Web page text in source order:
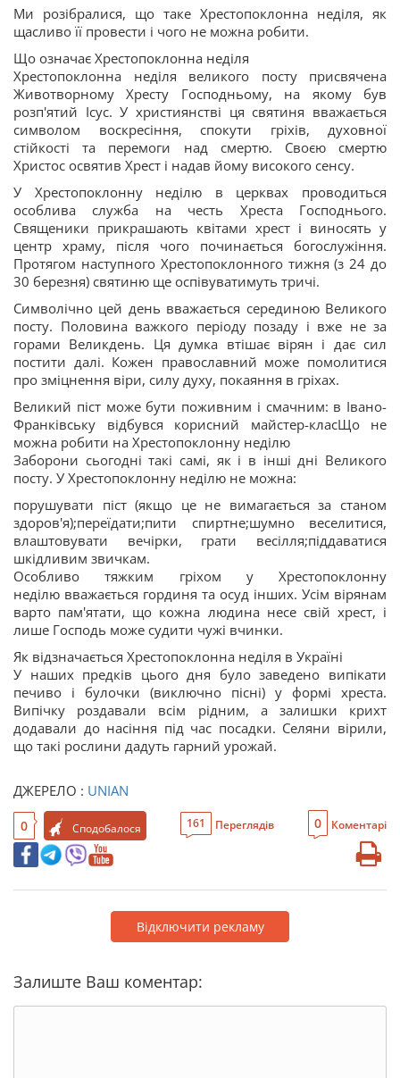
Ми розібралися, що таке Хрестопоклонна неділя, як
щасливо її провести і чого не можна робити.
Що означає Хрестопоклонна неділя
Хрестопоклонна неділя великого посту присвячена
Животворному Хресту Господньому, на якому був
розп'ятий Ісус. У християнстві ця святиня вважається
символом воскресіння, спокути гріхів, духовної
стійкості та перемоги над смертю. Своєю смертю
Христос освятив Хрест і надав йому високого сенсу.
У Хрестопоклонну неділю в церквах проводиться
особлива служба на честь Хреста Господнього.
Священики прикрашають квітами хрест і виносять у
центр храму, після чого починається богослужіння.
Протягом наступного Хрестопоклонного тижня (з 24 до
30 березня) святиню ще оспівуватимуть тричі.
Символічно цей день вважається серединою Великого
посту. Половина важкого періоду позаду і вже не за
горами Великдень. Ця думка втішає вірян і дає сил
постити далі. Кожен православний може помолитися
про зміцнення віри, силу духу, покаяння в гріхах.
Великий піст може бути поживним і смачним: в Івано-
Франківську відбувся корисний майстер-класЩо не
можна робити на Хрестопоклонну неділю
Заборони сьогодні такі самі, як і в інші дні Великого
посту. У Хрестопоклонну неділю не можна:
порушувати піст (якщо це не вимагається за станом
здоров'я);переїдати;пити спиртне;шумно веселитися,
влаштовувати вечірки, грати весілля;піддаватися
шкідливим звичкам.
Особливо тяжким гріхом у Хрестопоклонну
неділю вважається гординя та осуд інших. Усім вірянам
варто пам'ятати, що кожна людина несе свій хрест, і
лише Господь може судити чужі вчинки.
Як відзначається Хрестопоклонна неділя в Україні
У наших предків цього дня було заведено випікати
печиво і булочки (виключно пісні) у формі хреста.
Випічку роздавали всім рідним, а залишки крихт
додавали до насіння під час посадки. Селяни вірили,
що такі рослини дадуть гарний урожай.
ДЖЕРЕЛО : UNIAN
0 Сподобалося 161 Переглядів 0 Коментарі
Відключити рекламу
Залиште Ваш коментар: